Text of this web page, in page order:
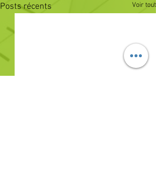
Posts récents Voir tout